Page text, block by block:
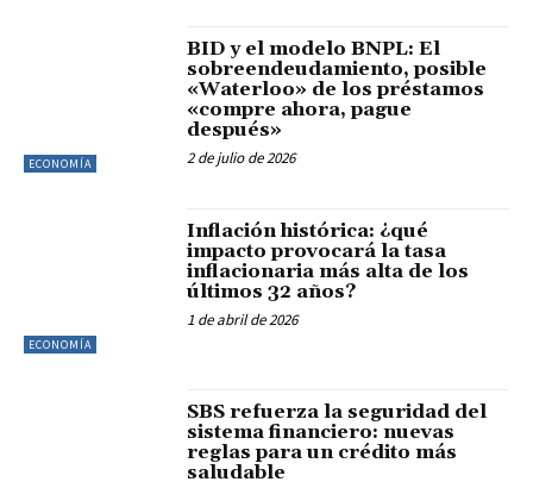
ECONOMÍA
BID y el modelo BNPL: El
sobreendeudamiento, posible
«Waterloo» de los préstamos
«compre ahora, pague
después»
2 de julio de 2026
ECONOMÍA
Inflación histórica: ¿qué
impacto provocará la tasa
inflacionaria más alta de los
últimos 32 años?
1 de abril de 2026
SBS refuerza la seguridad del
sistema financiero: nuevas
reglas para un crédito más
saludable